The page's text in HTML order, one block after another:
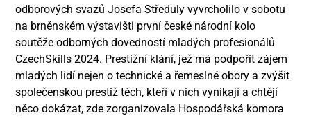
odborových svazů Josefa Středuly vyvrcholilo v sobotu
na brněnském výstavišti první české národní kolo
soutěže odborných dovedností mladých profesionálů
CzechSkills 2024. Prestižní klání, jež má podpořit zájem
mladých lidí nejen o technické a řemeslné obory a zvýšit
společenskou prestiž těch, kteří v nich vynikají a chtějí
něco dokázat, zde zorganizovala Hospodářská komora